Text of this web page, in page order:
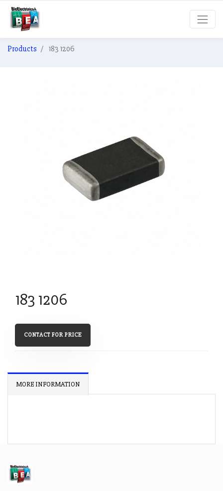
Products 183 1206
183 1206
CONTACT FOR PRICE
MORE INFORMATION